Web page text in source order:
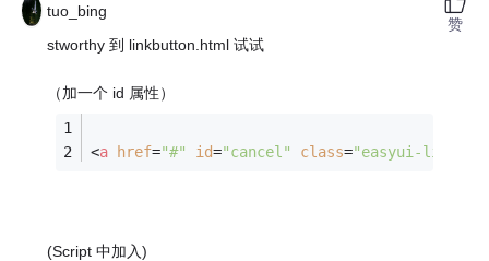
tuo_bing
stworthy 到 linkbutton.html 试试
（加一个 id 属性）
<a href="#" id="cancel" class="easyui-
(Script 中加入)
赞